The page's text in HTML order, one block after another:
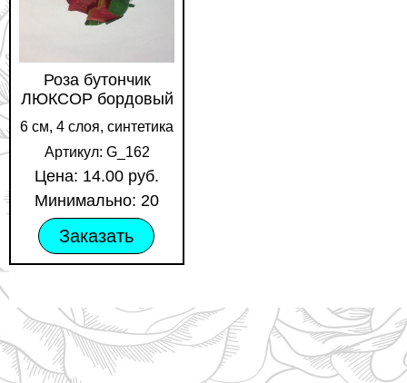
Роза бутончик
ЛЮКСОР бордовый
6 см, 4 слоя, синтетика
Артикул: G_162
Цена: 14.00 руб.
Минимально: 20
Заказать